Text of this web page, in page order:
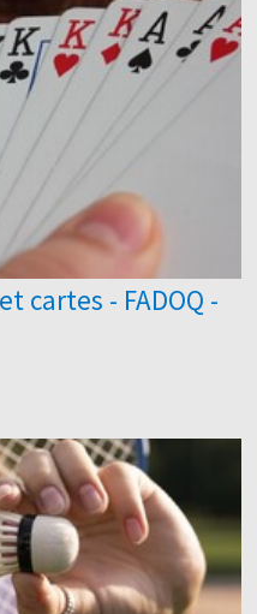
cartes - FADOQ -